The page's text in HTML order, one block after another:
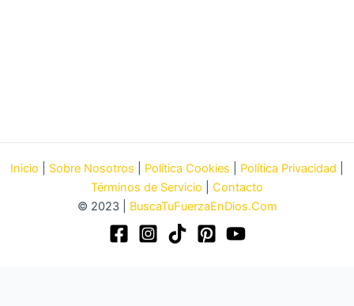
Inicio Sobre Nosotros Política Cookies Política Privacidad
Términos de Servicio
Contacto
© 2023 | BuscaTuFuerzaEnDios.Com